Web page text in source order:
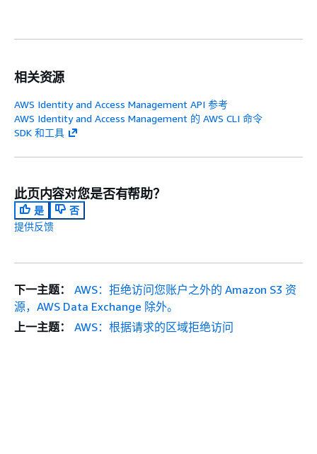
相关资源
AWS Identity and Access Management API 参考
AWS Identity and Access Management 的 AWS CLI 命令
SDK 和工具
此页内容对您是否有帮助？
是
否
提供反馈
下一主题：
AWS：拒绝访问您账户之外的 Amazon S3 资
源，AWS Data Exchange 除外。
上一主题：
AWS：根据请求的区域拒绝访问